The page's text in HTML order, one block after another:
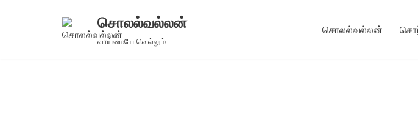
சொலல்வல்லன்
வாய்மையே வெல்லும்
சொலல்வல்லன்